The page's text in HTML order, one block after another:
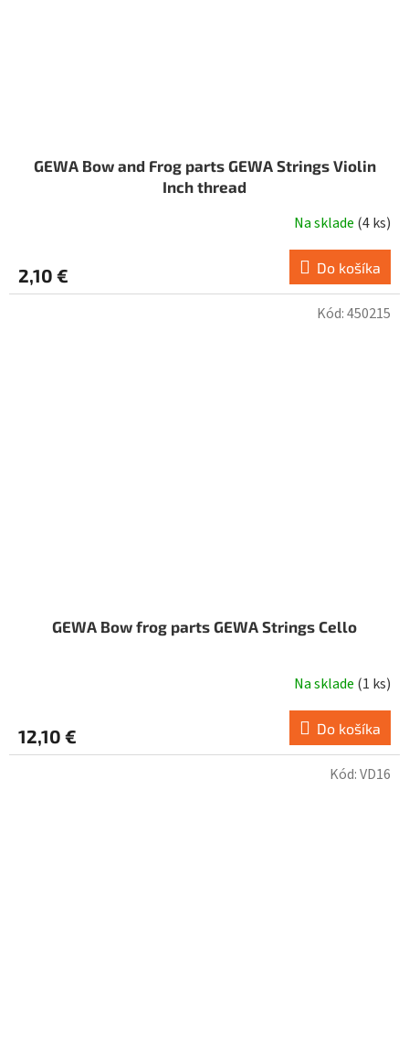
GEWA Bow and Frog parts GEWA Strings Violin
Inch thread
Na sklade (4 ks)
2,10 € Do košíka
GEWA Bow frog parts GEWA Strings Cello
Na sklade (1 ks)
12,10 € Do košíka
Kód:450215
Kód:VD16